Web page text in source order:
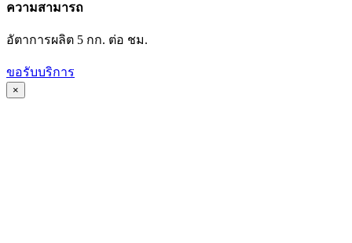
ความสามารถ
อัตาการผลิต 5 กก. ต่อ ชม.
ขอรับบริการ
×